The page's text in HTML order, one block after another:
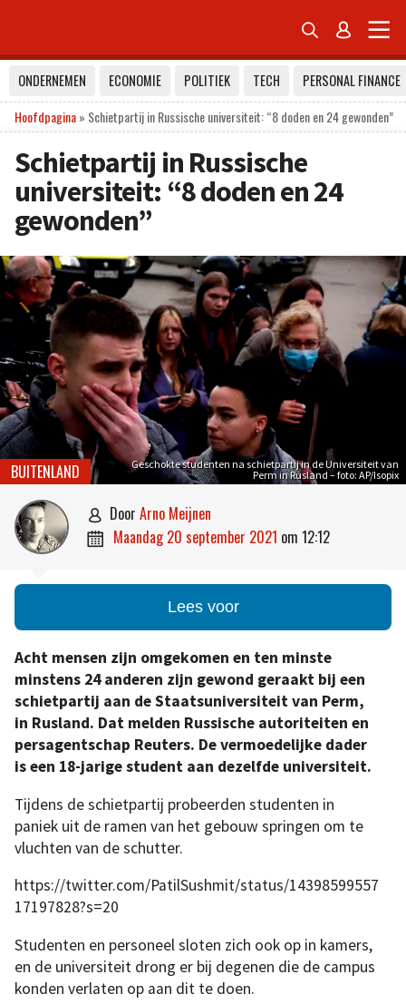
 
ONDERNEMEN ECONOMIE POLITIEK TECH
PERSONAL FINANCE
Hoofdpagina» Schietpartij in Russische universiteit: “8 doden en 24 gewonden”
Schietpartij in Russische
universiteit: “8 doden en 24
gewonden”
Geschokte studenten na schietpartij in de Universiteit van
Perm in Rusland – foto: AP/Isopix
BUITENLAND
 door Arno Meijnen
 maandag 20 september 2021 om 12:12
Lees voor
Acht mensen zijn omgekomen en ten minste
minstens 24 anderen zijn gewond geraakt bij een
schietpartij aan de Staatsuniversiteit van Perm,
in Rusland. Dat melden Russische autoriteiten en
persagentschap Reuters. De vermoedelijke dader
is een 18-jarige student aan dezelfde universiteit.
Tijdens de schietpartij probeerden studenten in
paniek uit de ramen van het gebouw springen om te
vluchten van de schutter.
https://twitter.com/PatilSushmit/status/14398599557
17197828?s=20
Studenten en personeel sloten zich ook op in kamers,
en de universiteit drong er bij degenen die de campus
konden verlaten op aan dit te doen.